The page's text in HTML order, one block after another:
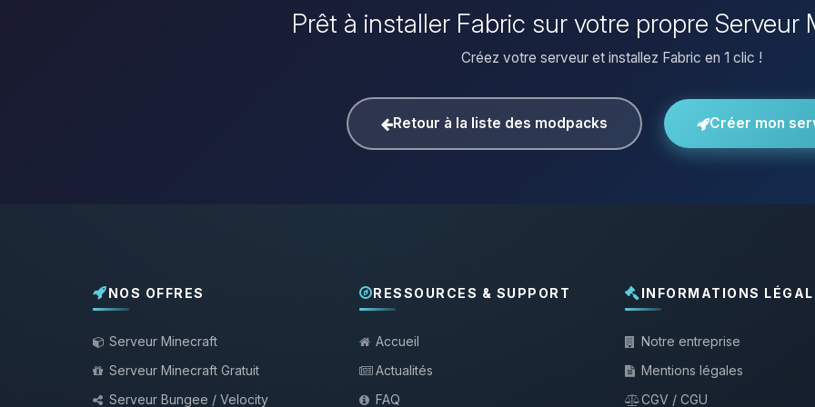
Prêt à installer Fabric sur votre propre Serveur
Créez votre serveur et installez Fabric en 1 clic !
Retour à la liste des modpacks Créer mon
NOS OFFRES
Serveur Minecraft
Serveur Minecraft Gratuit
Serveur Bungee / Velocity
RESSOURCES & SUPPORT
Accueil
Actualités
FAQ
INFORMATIONS
Notre entreprise
Mentions légales
CGV / CGU